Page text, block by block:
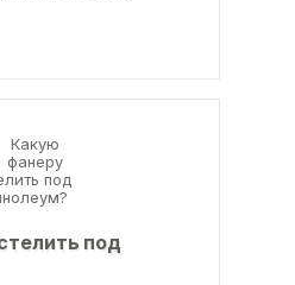
или...
под